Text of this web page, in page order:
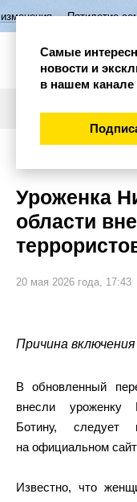
семьи в
Уроженка
области
20 мая 2026 года, 17:43
Причина
В обновленный
внесли уроженку
Ботину, следует
на официальном
Известно, что
Самые
новости и
в нашем